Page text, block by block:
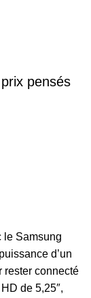
pensés
le Samsung
d’un
rester connecté
de 5,25″,